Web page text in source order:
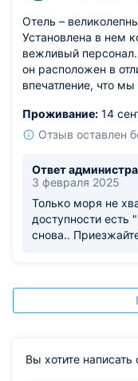
Отель –
Установлена в нем
вежливый
он расположен в
впечатление, что
Проживание: 14
Отзыв оставлен
Ответ
3 февраля 2025
Только моря не
доступности
снова..
Вы хотите написать